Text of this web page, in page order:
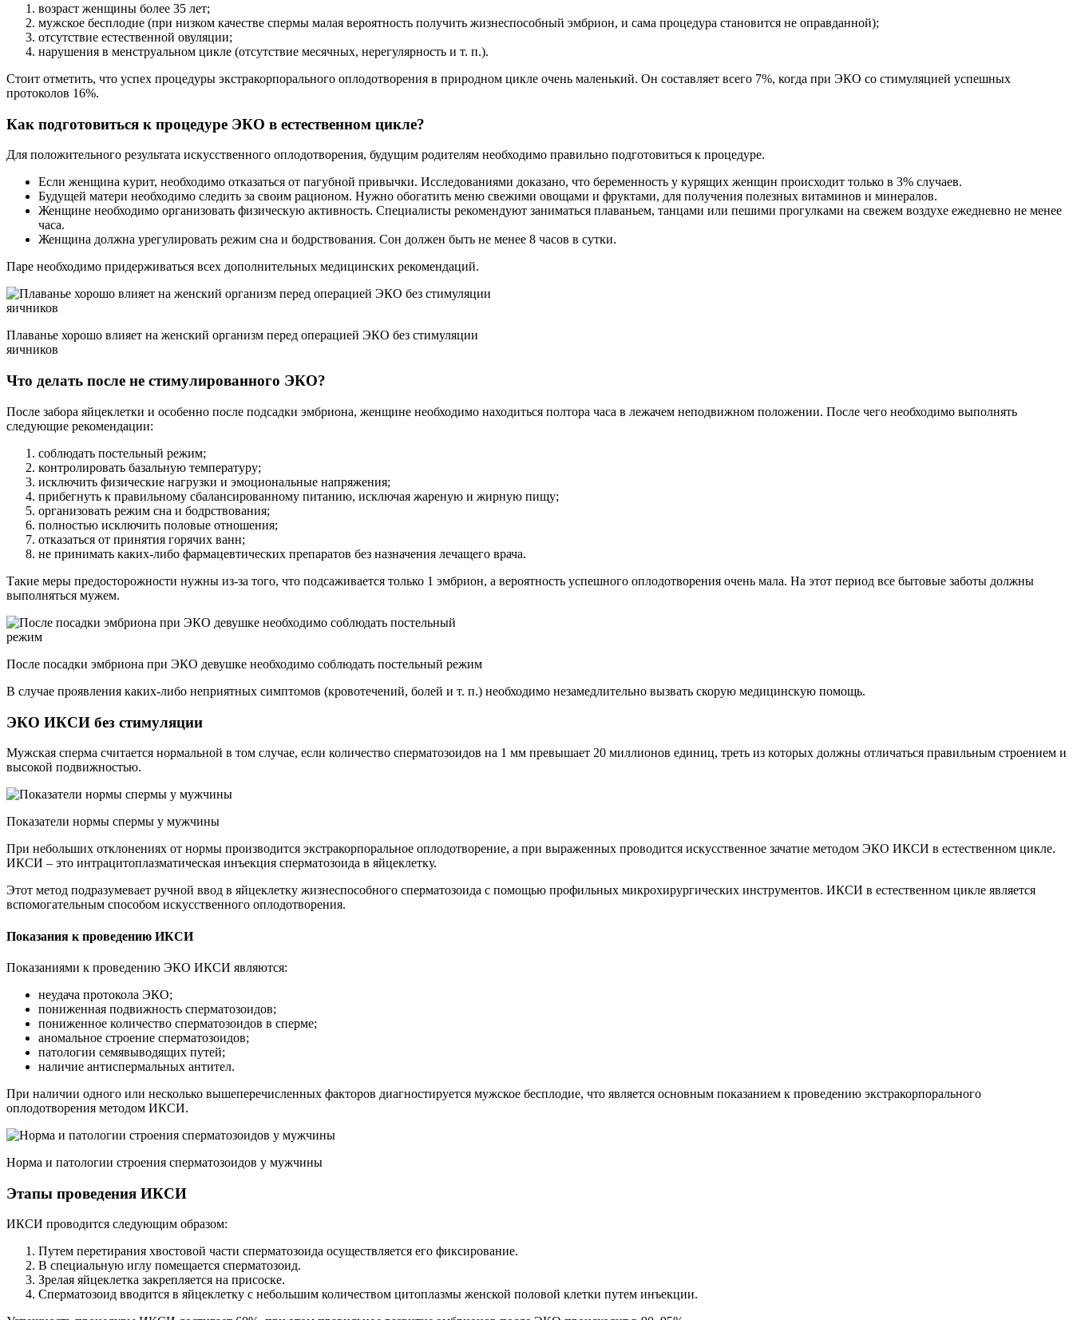
возраст женщины более 35 лет;
мужское бесплодие (при низком качестве спермы малая вероятность получить жизнеспособный эмбрион, и сама процедура становится не оправданной);
отсутствие естественной овуляции;
нарушения в менструальном цикле (отсутствие месячных, нерегулярность и т. п.).
Стоит отметить, что успех процедуры экстракорпорального оплодотворения в природном цикле очень маленький. Он составляет всего 7%, когда при ЭКО со стимуляцией успешных
протоколов 16%.
Как подготовиться к процедуре ЭКО в естественном цикле?
Для положительного результата искусственного оплодотворения, будущим родителям необходимо правильно подготовиться к процедуре.
Если женщина курит, необходимо отказаться от пагубной привычки. Исследованиями доказано, что беременность у курящих женщин происходит только в 3% случаев.
Будущей матери необходимо следить за своим рационом. Нужно обогатить меню свежими овощами и фруктами, для получения полезных витаминов и минералов.
Женщине необходимо организовать физическую активность. Специалисты рекомендуют заниматься плаваньем, танцами или пешими прогулками на свежем воздухе ежедневно не менее
часа.
Женщина должна урегулировать режим сна и бодрствования. Сон должен быть не менее 8 часов в сутки.
Паре необходимо придерживаться всех дополнительных медицинских рекомендаций.
Плаванье хорошо влияет на женский организм перед операцией ЭКО без стимуляции
яичников
Что делать после не стимулированного ЭКО?
После забора яйцеклетки и особенно после подсадки эмбриона, женщине необходимо находиться полтора часа в лежачем неподвижном положении. После чего необходимо выполнять
следующие рекомендации:
соблюдать постельный режим;
контролировать базальную температуру;
исключить физические нагрузки и эмоциональные напряжения;
прибегнуть к правильному сбалансированному питанию, исключая жареную и жирную пищу;
организовать режим сна и бодрствования;
полностью исключить половые отношения;
отказаться от принятия горячих ванн;
не принимать каких-либо фармацевтических препаратов без назначения лечащего врача.
Такие меры предосторожности нужны из-за того, что подсаживается только 1 эмбрион, а вероятность успешного оплодотворения очень мала. На этот период все бытовые заботы должны
выполняться мужем.
После посадки эмбриона при ЭКО девушке необходимо соблюдать постельный режим
В случае проявления каких-либо неприятных симптомов (кровотечений, болей и т. п.) необходимо незамедлительно вызвать скорую медицинскую помощь.
ЭКО ИКСИ без стимуляции
Мужская сперма считается нормальной в том случае, если количество сперматозоидов на 1 мм превышает 20 миллионов единиц, треть из которых должны отличаться правильным строением и
высокой подвижностью.
Показатели нормы спермы у мужчины
При небольших отклонениях от нормы производится экстракорпоральное оплодотворение, а при выраженных проводится искусственное зачатие методом ЭКО ИКСИ в естественном цикле.
ИКСИ – это интрацитоплазматическая инъекция сперматозоида в яйцеклетку.
Этот метод подразумевает ручной ввод в яйцеклетку жизнеспособного сперматозоида с помощью профильных микрохирургических инструментов. ИКСИ в естественном цикле является
вспомогательным способом искусственного оплодотворения.
Показания к проведению ИКСИ
Показаниями к проведению ЭКО ИКСИ являются:
неудача протокола ЭКО;
пониженная подвижность сперматозоидов;
пониженное количество сперматозоидов в сперме;
аномальное строение сперматозоидов;
патологии семявыводящих путей;
наличие антиспермальных антител.
При наличии одного или несколько вышеперечисленных факторов диагностируется мужское бесплодие, что является основным показанием к проведению экстракорпорального
оплодотворения методом ИКСИ.
Норма и патологии строения сперматозоидов у мужчины
Этапы проведения ИКСИ
ИКСИ проводится следующим образом:
Путем перетирания хвостовой части сперматозоида осуществляется его фиксирование.
В специальную иглу помещается сперматозоид.
Зрелая яйцеклетка закрепляется на присоске.
Сперматозоид вводится в яйцеклетку с небольшим количеством цитоплазмы женской половой клетки путем инъекции.